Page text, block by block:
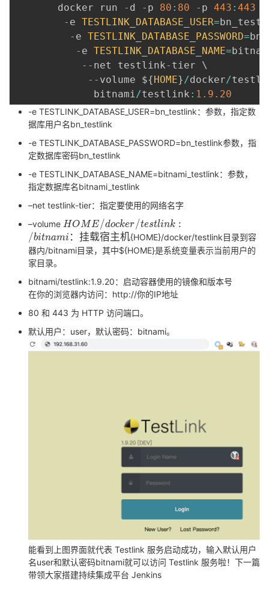
       docker run
- d - p 80 : 80 - p 443 : 443
- e TESTLINK_DATABASE_USER=
- e TESTLINK_DATABASE_PASSWORD=
- e TESTLINK_DATABASE_NAME=
-- net testlink- tier \
-- volume ${ HOME}/docker/
             bitnami
/testlink : 1.9 .20
-e TESTLINK_DATABASE_USER=bn_testlink：参数，指定数
据库用户名bn_testlink
-e TESTLINK_DATABASE_PASSWORD=bn_testlink参数，指
定数据库密码bn_testlink
-e TESTLINK_DATABASE_NAME=bitnami_testlink：参数，
指定数据库名bitnami_testlink
–net testlink-tier：指定要使用的网络名字
–volume {HOME}/docker/testlink:/bitnami：
挂载宿主机
HOME /docker/testlink :
/bitnami ： 挂载宿主机{HOME}/docker/testlink目录到容
器内/bitnami目录，其中${HOME}是系统变量表示当前用户的
家目录。
bitnami/testlink:1.9.20：启动容器使用的镜像和版本号
在你的浏览器内访问： http://你的IP地址
80 和 443 为 HTTP 访问端口。
默认用户：user，默认密码：bitnami。
能看到上图界面就代表 Testlink 服务启动成功，输入默认用户
名user和默认密码bitnami就可以访问 Testlink 服务啦！下一篇
带领大家搭建持续集成平台 Jenkins